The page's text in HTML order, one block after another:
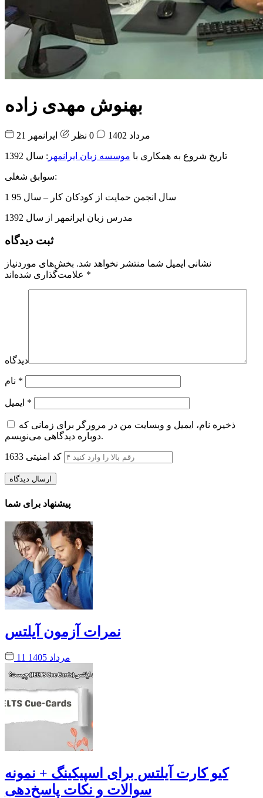
بهنوش مهدی زاده
21 مرداد 1402 ایرانمهر
تاریخ شروع به همکاری با موسسه زبان ایرانمهر : سال 1392
سوابق شغلی:
1 سال انجمن حمایت از کودکان کار – سال 95
مدرس زبان ایرانمهر از سال 1392
ثبت دیدگاه
نشانی ایمیل شما منتشر نخواهد شد. بخش‌های موردنیاز
*
دیدگاه
*
*
ذخیره نام، ایمیل و وبسایت من در مرورگر برای زمانی که
دوباره دیدگاهی می‌نویسم.
کد امنیتی 1633
پیشنهاد برای شما
نمرات آزمون آیلتس
11 مرداد 1405
کیو کارت آیلتس برای اسپیکینگ + نمونه
سوالات و نکات پاسخ‌دهی